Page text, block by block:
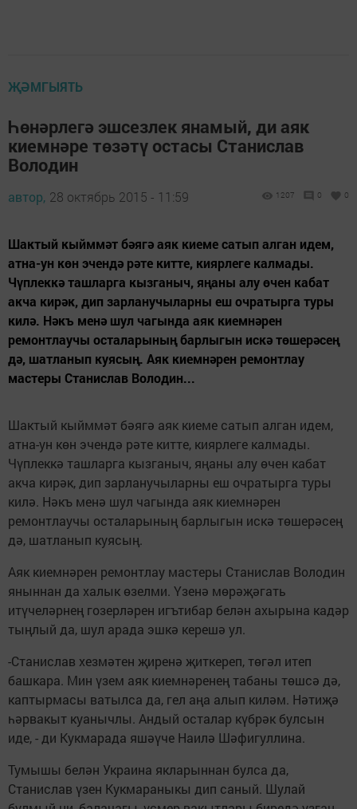
ҖӘМГЫЯТЬ
Һөнәрлегә эшсезлек янамый, ди аяк
киемнәре төзәтү остасы Станислав
Володин
автор, 28 октябрь 2015 - 11:59 1207 0 0
Шактый кыйммәт бәягә аяк киеме сатып алган идем,
атна-ун көн эчендә рәте китте, киярлеге калмады.
Чүплеккә ташларга кызганыч, яңаны алу өчен кабат
акча кирәк, дип зарланучыларны еш очратырга туры
килә. Нәкъ менә шул чагында аяк киемнәрен
ремонтлаучы осталарының барлыгын искә төшерәсең
дә, шатланып куясың. Аяк киемнәрен ремонтлау
мастеры Станислав Володин...
Шактый кыйммәт бәягә аяк киеме сатып алган идем,
атна-ун көн эчендә рәте китте, киярлеге калмады.
Чүплеккә ташларга кызганыч, яңаны алу өчен кабат
акча кирәк, дип зарланучыларны еш очратырга туры
килә. Нәкъ менә шул чагында аяк киемнәрен
ремонтлаучы осталарының барлыгын искә төшерәсең
дә, шатланып куясың.
Аяк киемнәрен ремонтлау мастеры Станислав Володин
яныннан да халык өзелми. Үзенә мөрәҗәгать
итүчеләрнең гозерләрен игътибар белән ахырына кадәр
тыңлый да, шул арада эшкә керешә ул.
-Станислав хезмәтен җиренә җиткереп, төгәл итеп
башкара. Мин үзем аяк киемнәренең табаны төшсә дә,
каптырмасы ватылса да, гел аңа алып киләм. Нәтиҗә
һәрвакыт куанычлы. Андый осталар күбрәк булсын
иде, - ди Кукмарада яшәүче Наилә Шәфигуллина.
Тумышы белән Украина якларыннан булса да,
Станислав үзен Кукмараныкы дип саный. Шулай